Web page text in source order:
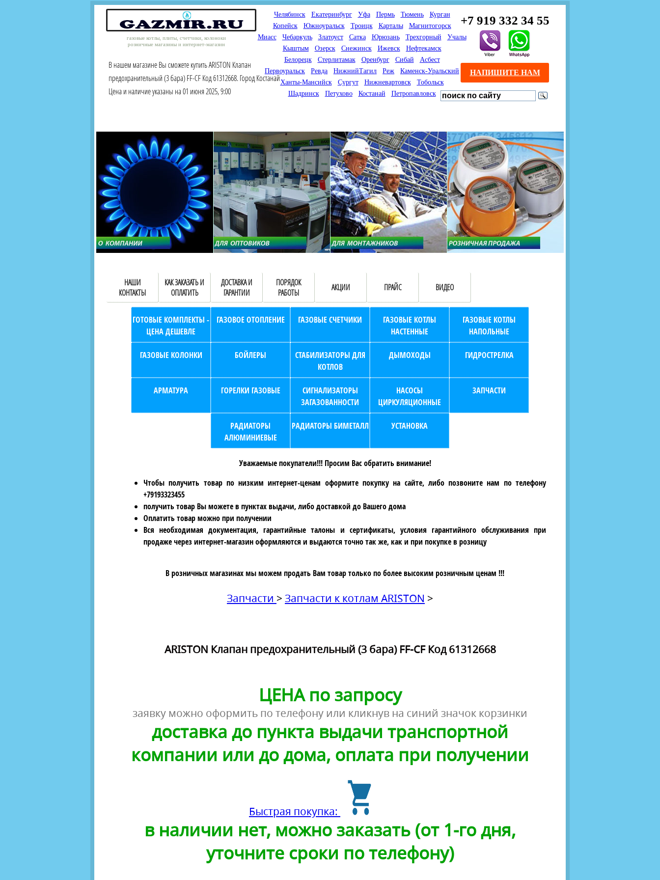
газовые котлы, плиты, счетчики, колоноки
розничные магазины и интернет-магазин
+7 919 332 34 55
Челябинск Екатеринбург Уфа Пермь Тюмень
Курган
Копейск
Южноуральск Троицк Карталы
Магнитогорск
Миасс
Чебаркуль Златоуст Сатка Юрюзань Трехгорный
Учалы
Кыштым
Озерск Снежинск Ижевск
Нефтекамск
Белорецк
Стерлитамак Оренбург Сибай
Асбест
Первоуральск
Ревда НижнийТагил Реж
Каменск-Уральский
Ханты-Мансийск
Сургут Нижневартовск
Тобольск
Шадринск
Петухово Костанай Петропавловск
В нашем магазине Вы сможете купить ARISTON Клапан
предохранительный (3 бара) FF-CF Код 61312668. Город Костанай
Цена и наличие указаны на 01 июня 2025, 9:00
НАПИШИТЕ НАМ
Мы продаем газовые котлы
для отопления,
водонагреватели, счетчики
газа с доставкой по городам
России и Казахстана
Мы специализируемся на
снабжении магазинов
газового оборудования.
Предлагаем полный
ассортимент товара для
открытия магазина газового
оборудования в Вашем
городе. Мы знаем что будет
продаваться.
Предлагаем взаимовыгодное
сотрудничество
монтажникам газового
оборудования. Если Вы
занимаетесь установкой
газового оборудования, мы
предлагаем Вам оптовые
цены и документарное
сопровождение Ваших
продаж (берем всю
бухгалтерию "на себя")
НАШИ
КОНТАКТЫ
КАК ЗАКАЗАТЬ И
ОПЛАТИТЬ
ДОСТАВКА И
ГАРАНТИИ
ПОРЯДОК
РАБОТЫ
АКЦИИ ПРАЙС ВИДЕО
ГОТОВЫЕ КОМПЛЕКТЫ -
ЦЕНА ДЕШЕВЛЕ
ГАЗОВОЕ ОТОПЛЕНИЕ ГАЗОВЫЕ СЧЕТЧИКИ
ГАЗОВЫЕ КОТЛЫ
НАСТЕННЫЕ
ГАЗОВЫЕ КОТЛЫ
НАПОЛЬНЫЕ
ГАЗОВЫЕ КОЛОНКИ БОЙЛЕРЫ
СТАБИЛИЗАТОРЫ ДЛЯ
КОТЛОВ
ДЫМОХОДЫ ГИДРОСТРЕЛКА
АРМАТУРА ГОРЕЛКИ ГАЗОВЫЕ
СИГНАЛИЗАТОРЫ
ЗАГАЗОВАННОСТИ
НАСОСЫ
ЦИРКУЛЯЦИОННЫЕ
ЗАПЧАСТИ
РАДИАТОРЫ
АЛЮМИНИЕВЫЕ
РАДИАТОРЫ БИМЕТАЛЛ УСТАНОВКА
Уважаемые покупатели!!! Просим Вас обратить внимание!
Чтобы получить товар по низким интернет-ценам оформите покупку на сайте, либо позвоните нам по телефону
+79193323455
получить товар Вы можете в пунктах выдачи, либо доставкой до Вашего дома
Оплатить товар можно при получении
Вся необходимая документация, гарантийные талоны и сертификаты, условия гарантийного обслуживания при
продаже через интернет-магазин оформляются и выдаются точно так же, как и при покупке в розницу
В розничных магазинах мы можем продать Вам товар только по более высоким розничным ценам !!!
Запчасти > Запчасти к котлам ARISTON >
ARISTON Клапан предохранительный (3 бара) FF-CF Код 61312668
ЦЕНА по запросу
заявку можно оформить по телефону или кликнув на синий значок корзинки
доставка до пункта выдачи транспортной
компании или до дома, оплата при получении
Быстрая покупка:
в наличии нет, можно заказать (от 1-го дня,
уточните сроки по телефону)